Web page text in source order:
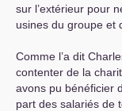
sur l’extérieur pour
usines du groupe et
Comme l’a dit
contenter de la
avons pu bénéficier
part des salariés de